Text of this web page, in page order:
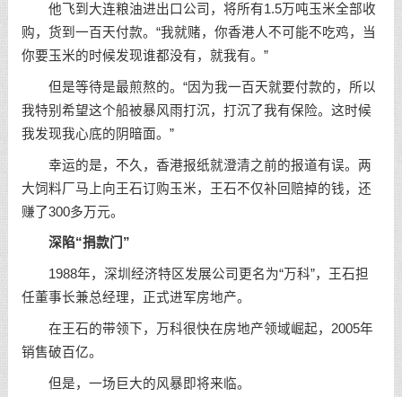
他飞到大连粮油进出口公司，将所有1.5万吨玉米全部收
购，货到一百天付款。“我就赌，你香港人不可能不吃鸡，当
你要玉米的时候发现谁都没有，就我有。”
但是等待是最煎熬的。“因为我一百天就要付款的，所以
我特别希望这个船被暴风雨打沉，打沉了我有保险。这时候
我发现我心底的阴暗面。”
幸运的是，不久，香港报纸就澄清之前的报道有误。两
大饲料厂马上向王石订购玉米，王石不仅补回赔掉的钱，还
赚了300多万元。
深陷“捐款门”
1988年，深圳经济特区发展公司更名为“万科”，王石担
任董事长兼总经理，正式进军房地产。
在王石的带领下，万科很快在房地产领域崛起，2005年
销售破百亿。
但是，一场巨大的风暴即将来临。